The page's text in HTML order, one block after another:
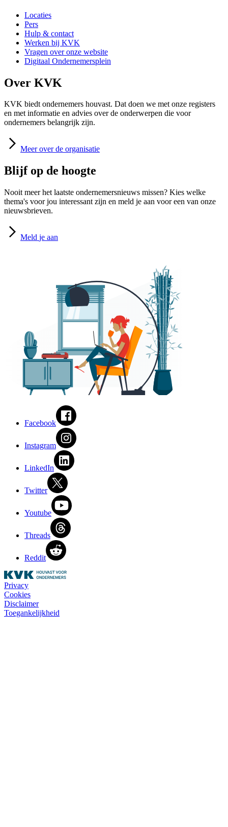
Locaties
Pers
Hulp & contact
Werken bij KVK
Vragen over onze website
Digitaal Ondernemersplein
Over KVK
KVK biedt ondernemers houvast. Dat doen we met onze registers
en met informatie en advies over de onderwerpen die voor
ondernemers belangrijk zijn.
Meer over de organisatie
Blijf op de hoogte
Nooit meer het laatste ondernemersnieuws missen? Kies welke
thema's voor jou interessant zijn en meld je aan voor een van onze
nieuwsbrieven.
Meld je aan
Facebook
Instagram
LinkedIn
Twitter
Youtube
Threads
Reddit
Privacy
Cookies
Disclaimer
Toegankelijkheid